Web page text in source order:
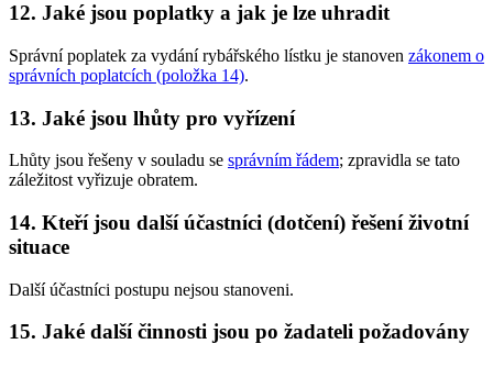
12. Jaké jsou poplatky a jak je lze uhradit
Správní poplatek za vydání rybářského lístku je stanoven zákonem o
správních poplatcích (položka 14).
13. Jaké jsou lhůty pro vyřízení
Lhůty jsou řešeny v souladu se správním řádem; zpravidla se tato
záležitost vyřizuje obratem.
14. Kteří jsou další účastníci (dotčení) řešení životní
situace
Další účastníci postupu nejsou stanoveni.
15. Jaké další činnosti jsou po žadateli požadovány